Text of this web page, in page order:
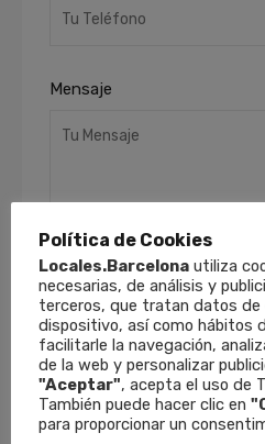
Mensaje
He leído y acepto la
Finalidades: Responder
remitirle información
productos y servicios,
electrónicos.Derechos :
consentimiento en
como acceder, rectificar
Política de Cookies
Locales.Barcelona utiliza
necesarias, de análisis y
terceros, que tratan datos de
dispositivo, así como hábitos
facilitarle la navegación,
de la web y personalizar
"Aceptar", acepta el uso de
También puede hacer clic en
para proporcionar un